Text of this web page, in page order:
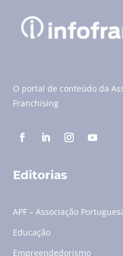
O portal de conteúdo da
Franchising
Editorias
APF – Associação
Educação
Empreendedorismo